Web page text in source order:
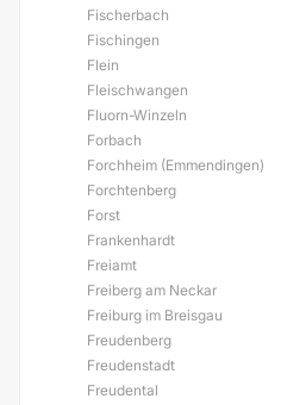
Fischerbach
Fischingen
Flein
Fleischwangen
Fluorn-Winzeln
Forbach
Forchheim (Emmendingen)
Forchtenberg
Forst
Frankenhardt
Freiamt
Freiberg am Neckar
Freiburg im Breisgau
Freudenberg
Freudenstadt
Freudental